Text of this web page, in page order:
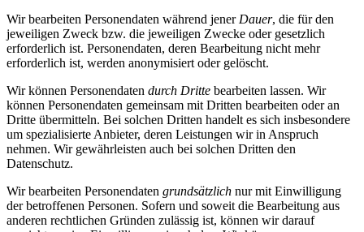
Wir bearbeiten Personendaten während jenerDauer, die für den
jeweiligen Zweck bzw. die jeweiligen Zwecke oder gesetzlich
erforderlich ist. Personendaten, deren Bearbeitung nicht mehr
erforderlich ist, werden anonymisiert oder gelöscht.
Wir können Personendaten durch Dritte bearbeiten lassen. Wir
können Personendaten gemeinsam mit Dritten bearbeiten oder an
Dritte übermitteln. Bei solchen Dritten handelt es sich insbesondere
um spezialisierte Anbieter, deren Leistungen wir in Anspruch
nehmen. Wir gewährleisten auch bei solchen Dritten den
Datenschutz.
Wir bearbeiten Personendaten grundsätzlich nur mit Einwilligung
der betroffenen Personen. Sofern und soweit die Bearbeitung aus
anderen rechtlichen Gründen zulässig ist, können wir darauf